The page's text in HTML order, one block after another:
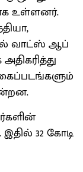
உள்ளனர்.
வாட்ஸ் ஆப்
32 கோடி